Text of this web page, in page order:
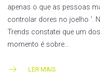
apenas o que as pessoas
controlar dores no joelho ‘.
Trends constatei que um
momento é sobre…
LER MAIS